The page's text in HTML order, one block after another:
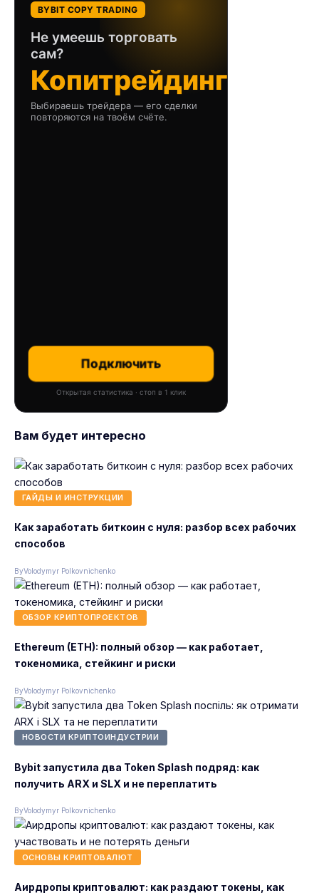
BYBIT COPY TRADING
Не умеешь торговать
сам?
Копитрейдинг
Выбираешь трейдера — его сделки
повторяются на твоём счёте.
Подключить
Открытая статистика · стоп в 1 клик
Вам будет интересно
ГАЙДЫ И ИНСТРУКЦИИ
Как заработать биткоин с нуля: разбор всех рабочих
способов
ByVolodymyr Polkovnichenko
ОБЗОР КРИПТОПРОЕКТОВ
Ethereum (ETH): полный обзор — как работает,
токеномика, стейкинг и риски
ByVolodymyr Polkovnichenko
НОВОСТИ КРИПТОИНДУСТРИИ
Bybit запустила два Token Splash подряд: как
получить ARX и SLX и не переплатить
ByVolodymyr Polkovnichenko
ОСНОВЫ КРИПТОВАЛЮТ
Аирдропы криптовалют: как раздают токены, как